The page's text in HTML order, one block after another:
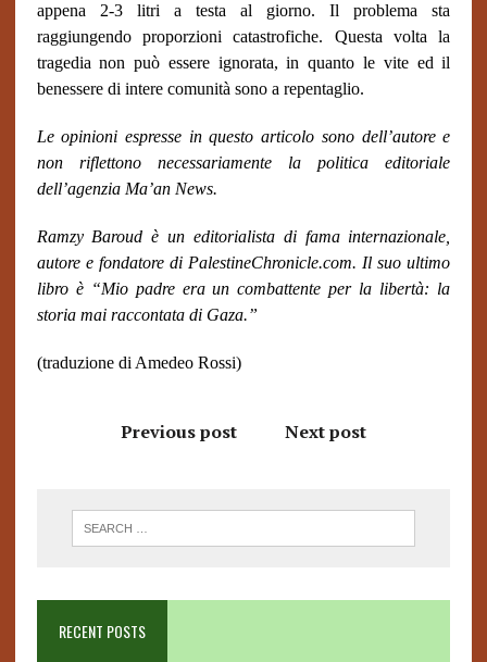
appena 2-3 litri a testa al giorno. Il problema sta
raggiungendo proporzioni catastrofiche. Questa volta la
tragedia non può essere ignorata, in quanto le vite ed il
benessere di intere comunità sono a repentaglio.
Le opinioni espresse in questo articolo sono dell’autore e
non riflettono necessariamente la politica editoriale
dell’agenzia Ma’an News.
Ramzy Baroud è un editorialista di fama internazionale,
autore e fondatore di PalestineChronicle.com. Il suo ultimo
libro è “Mio padre era un combattente per la libertà: la
storia mai raccontata di Gaza.”
(traduzione di Amedeo Rossi)
Previous post Next post
RECENT POSTS